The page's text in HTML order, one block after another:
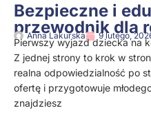
Bezpieczne i
przewodnik dla
Anna Lakurska 9 lutego,
Pierwszy wyjazd dziecka na
Z jednej strony to krok w
realna odpowiedzialność po
ofertę i przygotowuje
znajdziesz